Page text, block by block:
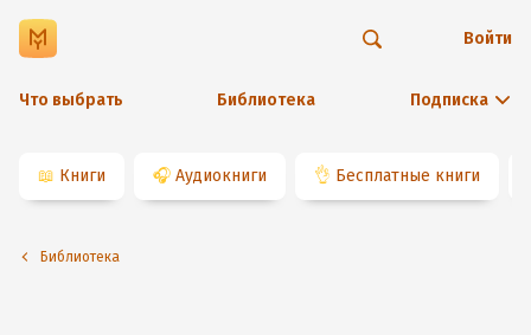
Что выбрать Библиотека Подписка
Войти
📖 Книги 🎧 Аудиокниги 👌 Бесплатные книги
Библиотека